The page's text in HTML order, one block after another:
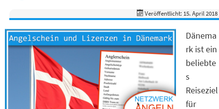
Veröffentlicht: 15. April 2018
Dänema
rk ist ein
beliebte
s
Reiseziel
für